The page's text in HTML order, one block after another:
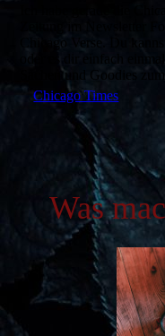
Ich habe gerade die
Zeitung im Newsletter
Chicago Verse. Du
oder es dir einfach
Sachen und Goodies
Chicago Times
Was